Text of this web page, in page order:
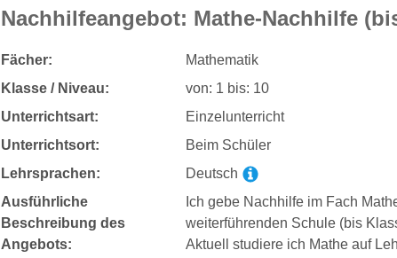
Nachhilfeangebot: Mathe-Nachhilfe
Fächer:
Mathematik
Klasse / Niveau:
von: 1 bis: 10
Unterrichtsart:
Einzelunterricht
Unterrichtsort:
Beim Schüler
Lehrsprachen:
Deutsch
Ausführliche
Beschreibung des
Angebots:
Ich gebe Nachhilfe im Fach
weiterführenden Schule (bis
Aktuell studiere ich Mathe auf